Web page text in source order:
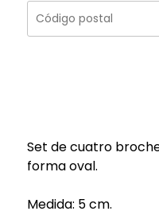
Set de cuatro
forma oval.
Medida: 5 cm.